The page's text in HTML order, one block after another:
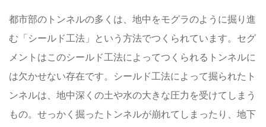
都市部のトンネルの多くは、地中をモグラのように掘り進
む「シールド工法」という方法でつくられています。セグ
メントはこのシールド工法によってつくられるトンネルに
は欠かせない存在です。シールド工法によって掘られたト
ンネルは、地中深くの土や水の大きな圧力を受けてしまう
もの。せっかく掘ったトンネルが崩れてしまったり、地下